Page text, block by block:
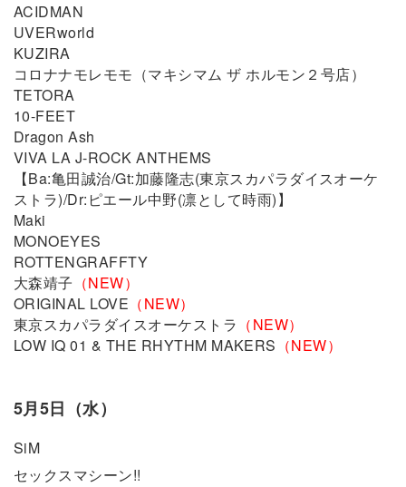
ACIDMAN
UVERworld
KUZIRA
コロナナモレモモ（マキシマム ザ ホルモン２号店）
TETORA
10-FEET
Dragon Ash
VIVA LA J-ROCK ANTHEMS
【Ba:亀田誠治/Gt:加藤隆志(東京スカパラダイスオーケ
ストラ)/Dr:ピエール中野(凛として時雨)】
Maki
MONOEYES
ROTTENGRAFFTY
大森靖子 （NEW）
ORIGINAL LOVE （NEW）
東京スカパラダイスオーケストラ （NEW）
LOW IQ 01 & THE RHYTHM MAKERS （NEW）
5月5日（水）
SiM
セックスマシーン!!